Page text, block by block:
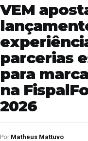
VEM
parcerias
para
na
2026
Por Matheus Mattuvo